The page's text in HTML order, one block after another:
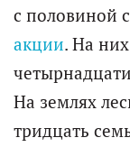
с половиной
акции. На
На землях
тридцать